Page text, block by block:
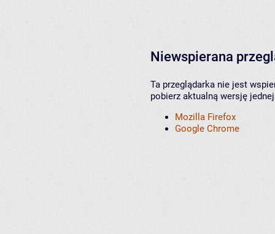
Niewspierana
Ta przeglądarka nie jest
pobierz aktualną wersję
Mozilla Firefox
Google Chrome